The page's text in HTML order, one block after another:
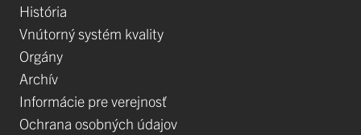
História
Vnútorný systém kvality
Orgány
Archív
Informácie pre verejnosť
Ochrana osobných údajov